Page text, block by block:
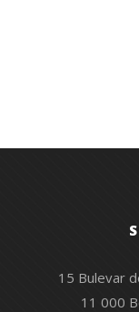
15 Bulevar
11 000